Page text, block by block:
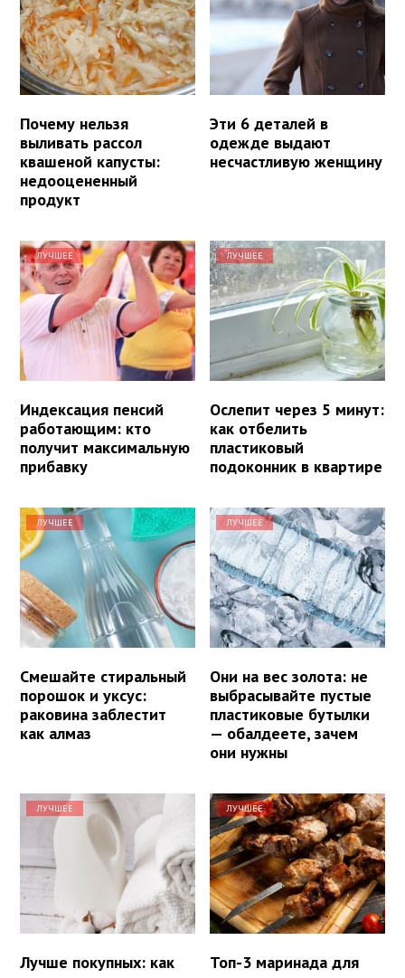
Почему нельзя
выливать рассол
квашеной капусты:
недооцененный
продукт
Эти 6 деталей в
одежде выдают
несчастливую женщину
ЛУЧШЕЕ
Индексация пенсий
работающим: кто
получит максимальную
прибавку
ЛУЧШЕЕ
Ослепит через 5 минут:
как отбелить
пластиковый
подоконник в квартире
ЛУЧШЕЕ
Смешайте стиральный
порошок и уксус:
раковина заблестит
как алмаз
ЛУЧШЕЕ
Они на вес золота: не
выбрасывайте пустые
пластиковые бутылки
— обалдеете, зачем
они нужны
ЛУЧШЕЕ
Лучше покупных: как
ЛУЧШЕЕ
Топ-3 маринада для